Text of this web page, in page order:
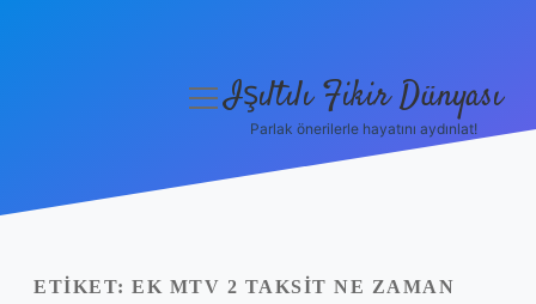
Yasal Uyarı
menüyüIşıltılı Fikir Dünyası
Parlak önerilerle hayatını aydınlat!
ETIKET: EK MTV 2 TAKSIT NE ZAMAN